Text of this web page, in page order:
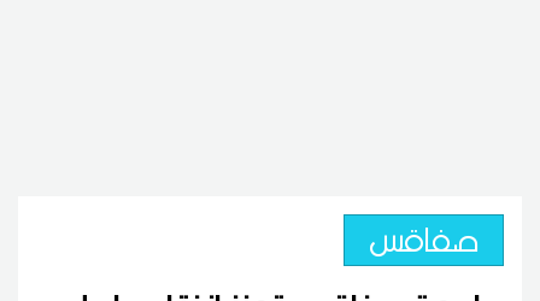
صفاقس